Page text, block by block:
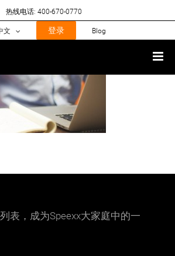
热线电话: 400-670-0770
文 登录 Blog
表，成为Speexx大家庭中的一